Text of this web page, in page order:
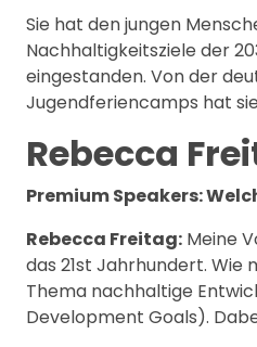
Sie hat den jungen
Nachhaltigkeitsziele der
eingestanden. Von der
Jugendferiencamps hat
Rebecca
Premium Speakers:
Rebecca Freitag: Meine
das 21st Jahrhundert. Wie
Thema nachhaltige
Development Goals).